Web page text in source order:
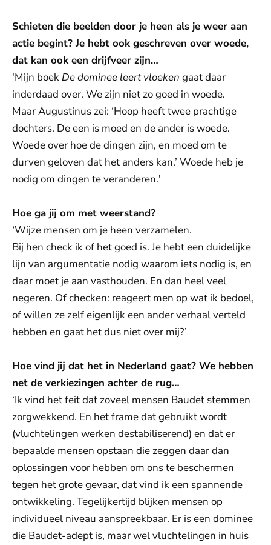
Schieten die beelden door je heen als je weer aan
actie begint? Je hebt ook geschreven over woede,
dat kan ook een drijfveer zijn…
'Mijn boek De dominee leert vloeken gaat daar
inderdaad over. We zijn niet zo goed in woede.
Maar Augustinus zei: ‘Hoop heeft twee prachtige
dochters. De een is moed en de ander is woede.
Woede over hoe de dingen zijn, en moed om te
durven geloven dat het anders kan.’ Woede heb je
nodig om dingen te veranderen.'
Hoe ga jij om met weerstand?
‘Wijze mensen om je heen verzamelen.
Bij hen check ik of het goed is. Je hebt een duidelijke
lijn van argumentatie nodig waarom iets nodig is, en
daar moet je aan vasthouden. En dan heel veel
negeren. Of checken: reageert men op wat ik bedoel,
of willen ze zelf eigenlijk een ander verhaal verteld
hebben en gaat het dus niet over mij?’
Hoe vind jij dat het in Nederland gaat? We hebben
net de verkiezingen achter de rug…
‘Ik vind het feit dat zoveel mensen Baudet stemmen
zorgwekkend. En het frame dat gebruikt wordt
(vluchtelingen werken destabiliserend) en dat er
bepaalde mensen opstaan die zeggen daar dan
oplossingen voor hebben om ons te beschermen
tegen het grote gevaar, dat vind ik een spannende
ontwikkeling. Tegelijkertijd blijken mensen op
individueel niveau aanspreekbaar. Er is een dominee
die Baudet-adept is, maar wel vluchtelingen in huis